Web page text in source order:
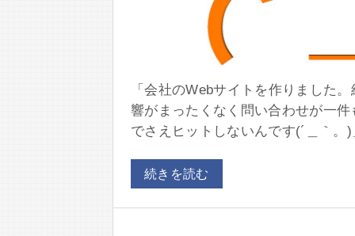
「会社のWebサイトを作りました
響がまったくなく問い合わせが一
でさえヒットしないんです(´＿｀
続きを読む